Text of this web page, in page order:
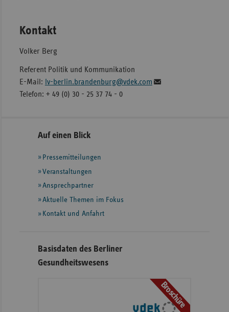
Kontakt
Volker Berg
Referent Politik und Kommunikation
E-Mail: lv-berlin.brandenburg@vdek.com
Telefon: + 49 (0) 30 - 25 37 74 - 0
Seitennavigation
Seitenleiste
weiteren
Informationen
Auf einen Blick
Pressemitteilungen
Veranstaltungen
Ansprechpartner
Aktuelle Themen im Fokus
Kontakt und Anfahrt
Basisdaten des Berliner
Gesundheitswesens
Broschüre